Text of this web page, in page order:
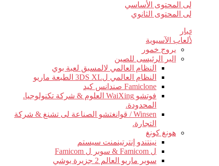
تخطي إلى المحتوى الأساسي
تخطي إلى المحتوى الثانوي
أخبار
الألعاب الآسيوية
يروج خمور
البر الرئيسى للصين
النظام العالمي لالمسبق لعبة بوي
النظام العالمي ل3DS XL الطبعة ماريو
Famiclone صندانس كيد
فوتشو WaiXing العلوم & شركة تكنولوجيا.
المحدودة.
Winsen / قوانغتشو الصناعة لى تشنغ & شركة
التجارة.
هونغ كونغ
نينتندو إنترتينمنت سيستم
ل Famicom & سوبر ل Famicom
سوبر ماريو العالم 2 جزيرة يوشي